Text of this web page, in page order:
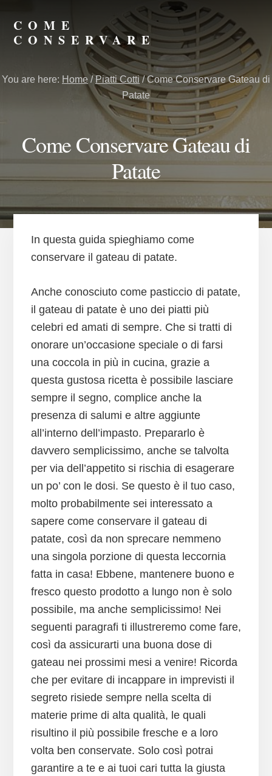
primary
sidebar
contentCOME
CONSERVARE
Come
You are here: Home / Piatti Cotti /Come Conservare Gateau di
Patate
Come Conservare Gateau di
Patate
In questa guida spieghiamo come
conservare il gateau di patate.
Anche conosciuto come pasticcio di patate,
il gateau di patate è uno dei piatti più
celebri ed amati di sempre. Che si tratti di
onorare un’occasione speciale o di farsi
una coccola in più in cucina, grazie a
questa gustosa ricetta è possibile lasciare
sempre il segno, complice anche la
presenza di salumi e altre aggiunte
all’interno dell’impasto. Prepararlo è
davvero semplicissimo, anche se talvolta
per via dell’appetito si rischia di esagerare
un po’ con le dosi. Se questo è il tuo caso,
molto probabilmente sei interessato a
sapere come conservare il gateau di
patate, così da non sprecare nemmeno
una singola porzione di questa leccornia
fatta in casa! Ebbene, mantenere buono e
fresco questo prodotto a lungo non è solo
possibile, ma anche semplicissimo! Nei
seguenti paragrafi ti illustreremo come fare,
così da assicurarti una buona dose di
gateau nei prossimi mesi a venire! Ricorda
che per evitare di incappare in imprevisti il
segreto risiede sempre nella scelta di
materie prime di alta qualità, le quali
risultino il più possibile fresche e a loro
volta ben conservate. Solo così potrai
garantire a te e ai tuoi cari tutta la giusta